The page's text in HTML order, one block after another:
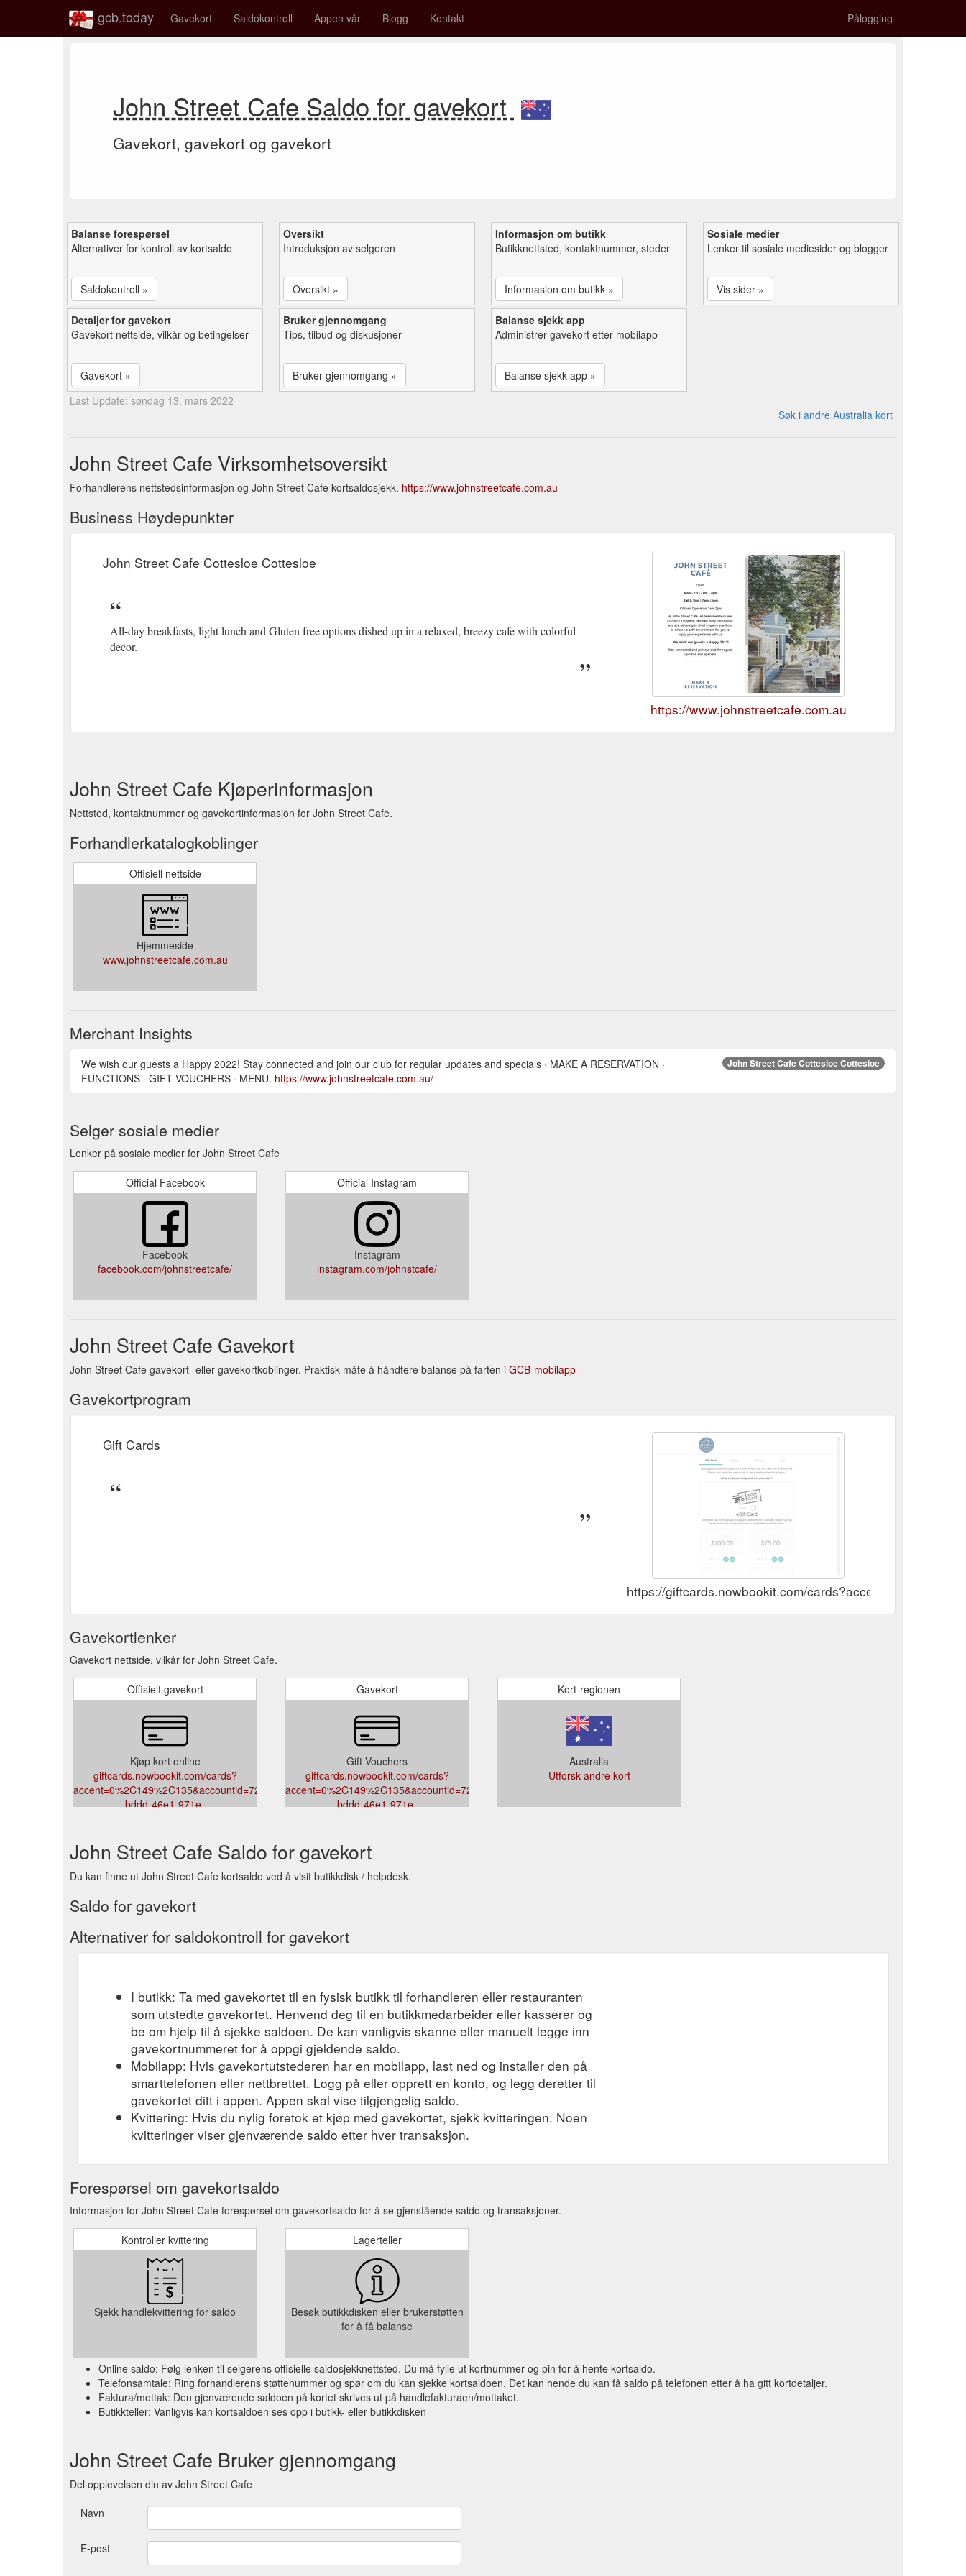
gcb.today Gavekort Saldokontroll Appen vår Blogg Kontakt Pålogging
John Street Cafe Saldo for gavekort
Gavekort, gavekort og gavekort
Balanse forespørsel
Alternativer for kontroll av kortsaldo
Saldokontroll »
Oversikt
Introduksjon av selgeren
Oversikt »
Informasjon om butikk
Butikknettsted, kontaktnummer, steder
Informasjon om butikk »
Sosiale medier
Lenker til sosiale mediesider og blogger
Vis sider »
Detaljer for gavekort
Gavekort nettside, vilkår og betingelser
Gavekort »
Bruker gjennomgang
Tips, tilbud og diskusjoner
Bruker gjennomgang »
Balanse sjekk app
Administrer gavekort etter mobilapp
Balanse sjekk app »
Last Update: søndag 13. mars 2022
Søk i andre Australia kort
John Street Cafe Virksomhetsoversikt
Forhandlerens nettstedsinformasjon og John Street Cafe kortsaldosjekk. https://www.johnstreetcafe.com.au
Business Høydepunkter
John Street Cafe Cottesloe Cottesloe
All-day breakfasts, light lunch and Gluten free options dished up in a relaxed, breezy cafe with colorful
decor.
https://www.johnstreetcafe.com.au
John Street Cafe Kjøperinformasjon
Nettsted, kontaktnummer og gavekortinformasjon for John Street Cafe.
Forhandlerkatalogkoblinger
Offisiell nettside
Hjemmeside
www.johnstreetcafe.com.au
Merchant Insights
John Street Cafe Cottesloe Cottesloe
We wish our guests a Happy 2022! Stay connected and join our club for regular updates and specials · MAKE A RESERVATION ·
FUNCTIONS · GIFT VOUCHERS · MENU. https://www.johnstreetcafe.com.au/
Selger sosiale medier
Lenker på sosiale medier for John Street Cafe
Official Facebook
Facebook
facebook.com/johnstreetcafe/
Official Instagram
Instagram
instagram.com/johnstcafe/
John Street Cafe Gavekort
John Street Cafe gavekort- eller gavekortkoblinger. Praktisk måte å håndtere balanse på farten i GCB-mobilapp
Gavekortprogram
Gift Cards
https://giftcards.nowbookit.com/
Gavekortlenker
Gavekort nettside, vilkår for John Street Cafe.
Offisielt gavekort
Kjøp kort online
giftcards.nowbookit.com/cards?
accent=0%2C149%2C135&accountid=727e1109-
bddd-46e1-971e-
Gavekort
Gift Vouchers
giftcards.nowbookit.com/cards?
accent=0%2C149%2C135&accountid=727e1109-
bddd-46e1-971e-
Kort-regionen
Australia
Utforsk andre kort
John Street Cafe Saldo for gavekort
Du kan finne ut John Street Cafe kortsaldo ved å visit butikkdisk / helpdesk.
Saldo for gavekort
Alternativer for saldokontroll for gavekort
I butikk: Ta med gavekortet til en fysisk butikk til forhandleren eller restauranten
som utstedte gavekortet. Henvend deg til en butikkmedarbeider eller kasserer og
be om hjelp til å sjekke saldoen. De kan vanligvis skanne eller manuelt legge inn
gavekortnummeret for å oppgi gjeldende saldo.
Mobilapp: Hvis gavekortutstederen har en mobilapp, last ned og installer den på
smarttelefonen eller nettbrettet. Logg på eller opprett en konto, og legg deretter til
gavekortet ditt i appen. Appen skal vise tilgjengelig saldo.
Kvittering: Hvis du nylig foretok et kjøp med gavekortet, sjekk kvitteringen. Noen
kvitteringer viser gjenværende saldo etter hver transaksjon.
Forespørsel om gavekortsaldo
Informasjon for John Street Cafe forespørsel om gavekortsaldo for å se gjenstående saldo og transaksjoner.
Kontroller kvittering
Sjekk handlekvittering for saldo
Lagerteller
Besøk butikkdisken eller brukerstøtten
for å få balanse
Online saldo: Følg lenken til selgerens offisielle saldosjekknettsted. Du må fylle ut kortnummer og pin for å hente kortsaldo.
Telefonsamtale: Ring forhandlerens støttenummer og spør om du kan sjekke kortsaldoen. Det kan hende du kan få saldo på telefonen etter å ha gitt kortdetaljer.
Faktura/mottak: Den gjenværende saldoen på kortet skrives ut på handlefakturaen/mottaket.
Butikkteller: Vanligvis kan kortsaldoen ses opp i butikk- eller butikkdisken
John Street Cafe Bruker gjennomgang
Del opplevelsen din av John Street Cafe
Navn
E-post